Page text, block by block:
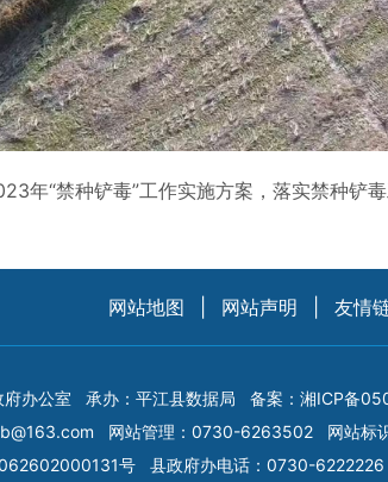
年“禁种铲毒”工作实施方案，落实禁种铲
网站地图 网站声明 友情
办公室 承办：平江县数据局 备案： 湘ICP备
网站管理：0730-6263502
网站标
号
县政府办电话：0730-6222226